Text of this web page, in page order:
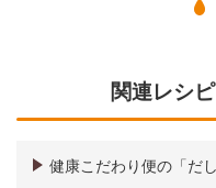
関連レシ
健康こだわり便の「だ